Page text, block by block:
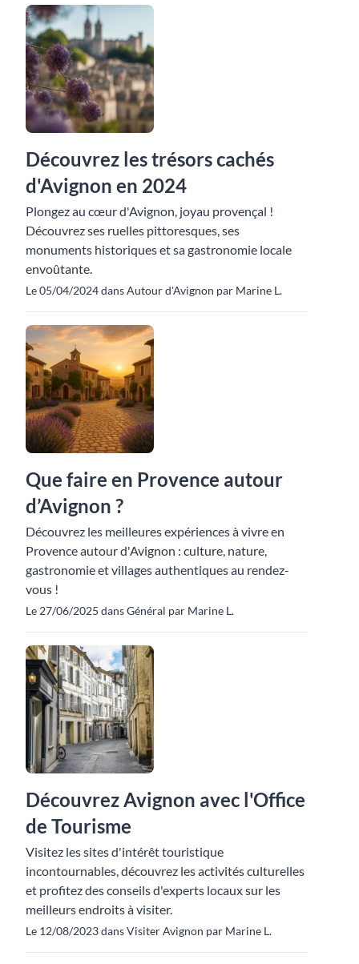
Découvrez les trésors cachés
d'Avignon en 2024
Plongez au cœur d'Avignon, joyau provençal !
Découvrez ses ruelles pittoresques, ses
monuments historiques et sa gastronomie locale
envoûtante.
Le 05/04/2024 dans Autour d'Avignon par Marine L.
Que faire en Provence autour
d’Avignon ?
Découvrez les meilleures expériences à vivre en
Provence autour d'Avignon : culture, nature,
gastronomie et villages authentiques au rendez-
vous !
Le 27/06/2025 dans Général par Marine L.
Découvrez Avignon avec l'Office
de Tourisme
Visitez les sites d'intérêt touristique
incontournables, découvrez les activités culturelles
et profitez des conseils d'experts locaux sur les
meilleurs endroits à visiter.
Le 12/08/2023 dans Visiter Avignon par Marine L.